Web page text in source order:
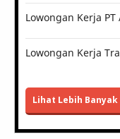
Lowongan Kerja
Lowongan Kerja
Lihat Lebih Banyak